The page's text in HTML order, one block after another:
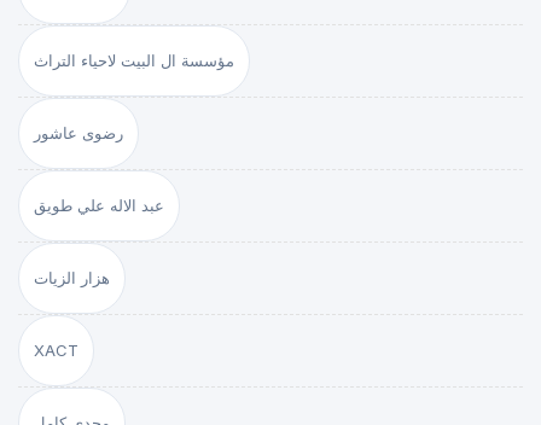
مؤسسة ال البيت لاحياء التراث
رضوى عاشور
عبد الاله علي طويق
هزار الزيات
XACT